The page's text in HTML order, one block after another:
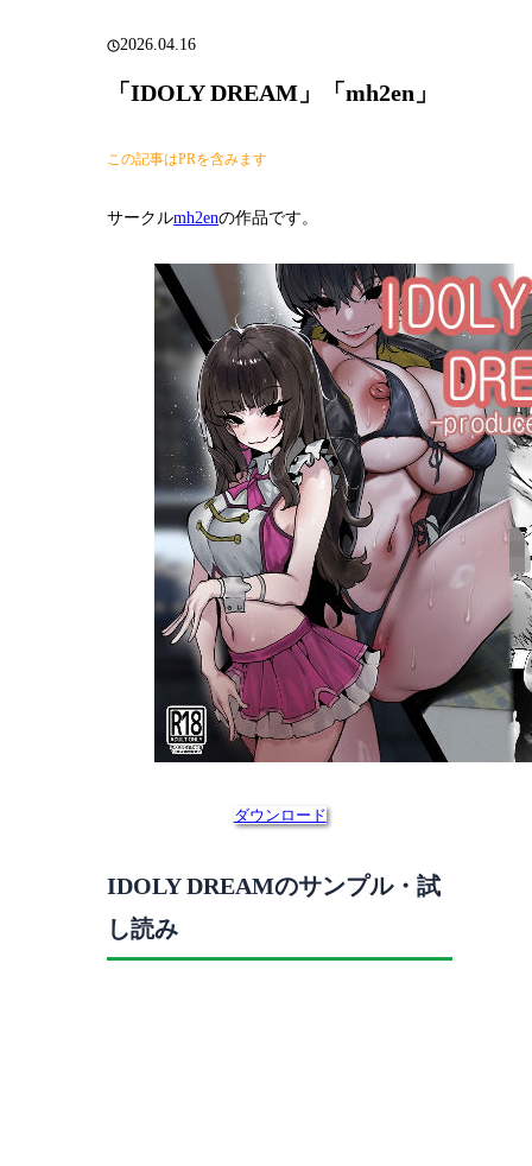
2026.04.16
「IDOLY DREAM」「mh2en」
この記事はPRを含みます
サークルmh2enの作品です。
ダウンロード
IDOLY DREAMのサンプル・試
し読み